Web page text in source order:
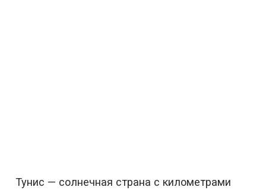
Тунис — солнечная страна с километрами